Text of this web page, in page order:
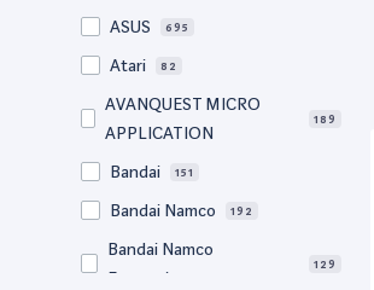
ASUS 695
Atari 82
AVANQUEST MICRO
APPLICATION
189
Bandai 151
Bandai Namco 192
Bandai Namco
Entertainment
129